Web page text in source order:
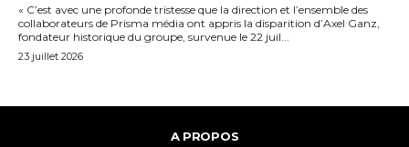
« C’est avec une profonde tristesse que la direction et l’ensemble des
collaborateurs de Prisma média ont appris la disparition d’Axel Ganz,
fondateur historique du groupe, survenue le 22 juil...
23 juillet 2026
A PROPOS